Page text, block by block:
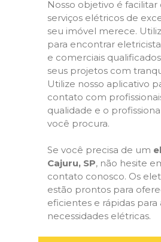
Nosso objetivo é facilitar
serviços elétricos de
seu imóvel merece.
para encontrar
e comerciais
seus projetos com
Utilize nosso aplicativo
contato com
qualidade e o
você procura.
Se você precisa de um
Cajuru, SP, não hesite
contato conosco. Os
estão prontos para
eficientes e rápidas para
necessidades elétricas.